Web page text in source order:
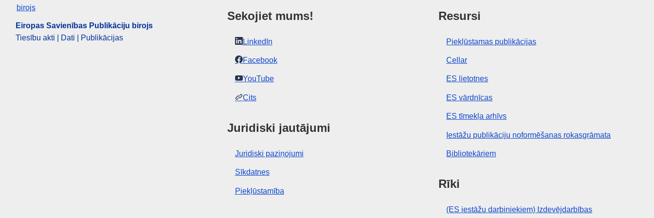
Eiropas Savienības Publikāciju birojs
Tiesību akti | Dati | Publikācijas
Sekojiet mums!
LinkedIn
Facebook
YouTube
Cits
Juridiski jautājumi
Juridiski paziņojumi
Sīkdatnes
Piekļūstamība
Resursi
Piekļūstamas publikācijas
Cellar
ES lietotnes
ES vārdnīcas
ES tīmekļa arhīvs
Iestāžu publikāciju noformēšanas rokasgrāmata
Bibliotekāriem
Rīki
(ES iestāžu darbiniekiem) Izdevējdarbības